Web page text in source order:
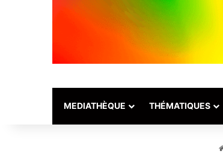
MEDIATHÈQUE THÉMATIQUES